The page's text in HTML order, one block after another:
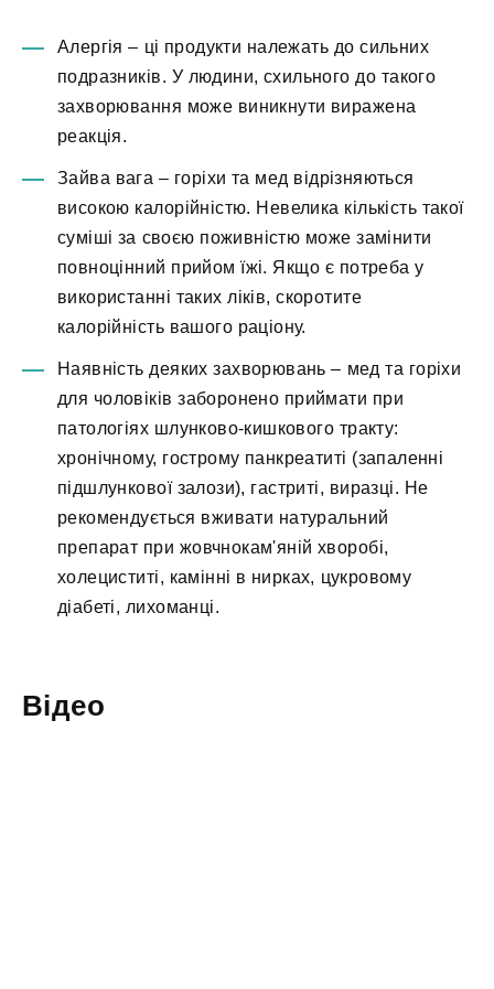
Алергія – ці продукти належать до сильних
подразників. У людини, схильного до такого
захворювання може виникнути виражена
реакція.
Зайва вага – горіхи та мед відрізняються
високою калорійністю. Невелика кількість такої
суміші за своєю поживністю може замінити
повноцінний прийом їжі. Якщо є потреба у
використанні таких ліків, скоротите
калорійність вашого раціону.
Наявність деяких захворювань – мед та горіхи
для чоловіків заборонено приймати при
патологіях шлунково-кишкового тракту:
хронічному, гострому панкреатиті (запаленні
підшлункової залози), гастриті, виразці. Не
рекомендується вживати натуральний
препарат при жовчнокам'яній хворобі,
холециститі, камінні в нирках, цукровому
діабеті, лихоманці.
Відео